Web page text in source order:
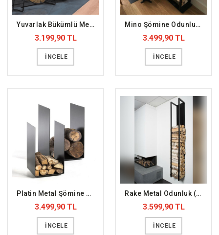
Yuvarlak Bükümlü Metal Odunluk (DFFODN11)
3.199,90 TL
İNCELE
Mino Şömine Odunluk (DFFODN5)
3.499,90 TL
İNCELE
Platin Metal Şömine Odunluk (DFFODN6)
3.499,90 TL
İNCELE
Rake Metal Odunluk (DFFODN8)
3.599,90 TL
İNCELE